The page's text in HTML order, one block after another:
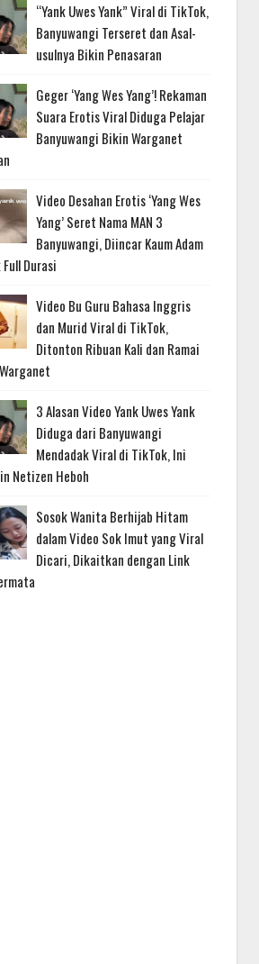
“Yank Uwes Yank” Viral di TikTok,
Banyuwangi Terseret dan Asal-
usulnya Bikin Penasaran
Geger ‘Yang Wes Yang’! Rekaman
Suara Erotis Viral Diduga Pelajar
Banyuwangi Bikin Warganet
Video Desahan Erotis ‘Yang Wes
Yang’ Seret Nama MAN 3
Banyuwangi, Diincar Kaum Adam
Durasi
Video Bu Guru Bahasa Inggris
dan Murid Viral di TikTok,
Ditonton Ribuan Kali dan Ramai
3 Alasan Video Yank Uwes Yank
Diduga dari Banyuwangi
Mendadak Viral di TikTok, Ini
Netizen Heboh
Sosok Wanita Berhijab Hitam
dalam Video Sok Imut yang Viral
Dicari, Dikaitkan dengan Link